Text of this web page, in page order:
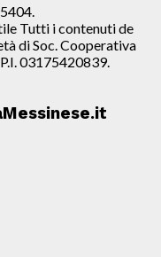
Tutti i contenuti de
di Soc. Cooperativa
03175420839.